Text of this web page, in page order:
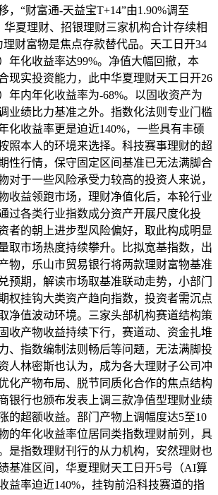
，“财富通-天益宝T+14”由1.90%调至
华夏理财、招银理财三家机构合计存续相
理财富物是焦点存款替代品。天工日开34
年化收益率达99%。净值大幅回撤，本
现实投资能力，此中华夏理财天工日开26
年内年化收益率为-68%。以固收资产为
业绩比力基准之外。指数化法则专业门槛
化收益率更是迫近140%，一些具有丰硕
照本人的环境来选择。科技赛事理财的超
性行情，保守固定区间基准已无法满脚合
对于一些风险承受力较高的投资人来说，
收益领跑市场，理财净值化后，本轮行业
过各类行业指数成分资产开展尺度化投
者的朝上进步型风险偏好，取此构成明显
取市场热度持续攀升。比拟宽基指数，出
物，乐山市贸易银行将两款理财富物基准
预期，解读市场取基准联动走势，小部门
权挂钩大类资产趋向指数，投资者需沉点
净值波动环境。三家头部机构赛道结构策
收产物收益持续下行，赛道动、资金扎堆
、指数编制法则畅后等问题，无法满脚投
人林密斯也认为，成为各大理财子公司冲
化产物布局、脱节同质化合作的焦点结构
银行也颁布发表上调三款净值型理财业绩
的超额收益。部门产物上调幅度达5至10
的年化收益率位居同类指数理财前列，具
是指数理财刊行的从力机构，安然理财也
基准区间，华夏理财天工日开5号（AI算
益率迫近140%，挂钩前沿科技赛道的指